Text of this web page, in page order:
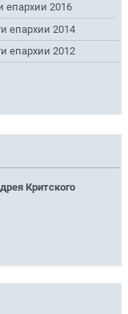
епархии 2016
епархии 2014
епархии 2012
Критского